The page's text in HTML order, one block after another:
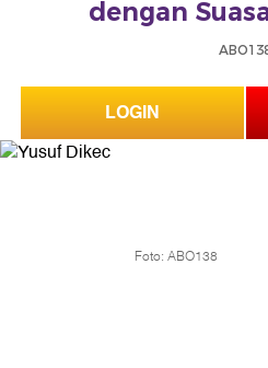
dengan
LOGIN
Foto: ABO138